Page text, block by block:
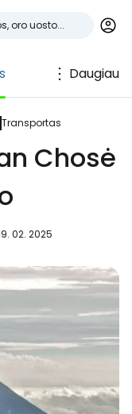
Daugiau
Transportas
Chosė
02. 2025